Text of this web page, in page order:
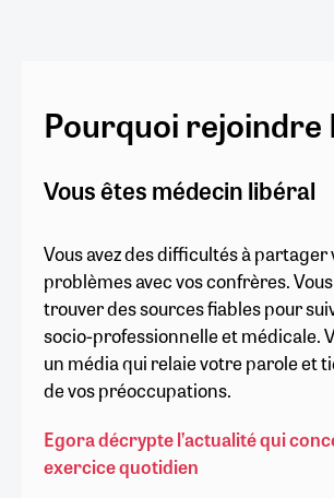
Pourquoi rejoindre
Vous êtes médecin libéral
Vous avez des difficultés à partager
problèmes avec vos confrères.
trouver des sources fiables pour
socio-professionnelle et médicale.
un média qui relaie votre parole et
de vos préoccupations.
Egora décrypte l’actualité qui
exercice quotidien